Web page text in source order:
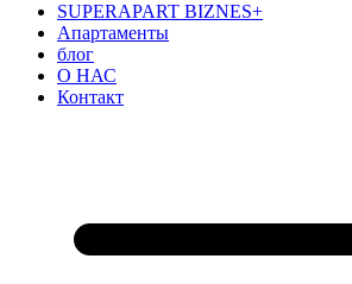
SUPERAPART BIZNES+
Апартаменты
блог
О НАС
Контакт